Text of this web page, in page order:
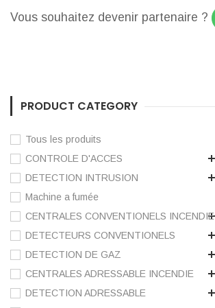
Vous souhaitez devenir partenaire ?
PRODUCT CATEGORY
Tous les produits
CONTROLE D'ACCES
DETECTION INTRUSION
Machine a fumée
CENTRALES CONVENTIONELS INCENDIE
DETECTEURS CONVENTIONELS
DETECTION DE GAZ
CENTRALES ADRESSABLE INCENDIE
DETECTION ADRESSABLE